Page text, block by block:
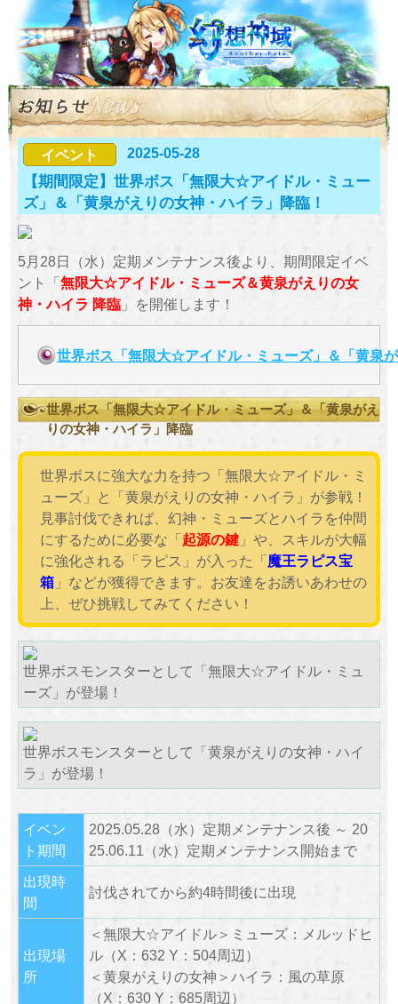
イベント 2025-05-28
【期間限定】世界ボス「無限大☆アイドル・ミュー
ズ」＆「黄泉がえりの女神・ハイラ」降臨！
5月28日（水）定期メンテナンス後より、期間限定イベ
ント「無限大☆アイドル・ミューズ＆黄泉がえりの女
神・ハイラ 降臨」を開催します！
世界ボス「無限大☆アイドル・ミューズ」＆「黄泉
世界ボス「無限大☆アイドル・ミューズ」＆「黄泉がえ
りの女神・ハイラ」降臨
世界ボスに強大な力を持つ「無限大☆アイドル・ミ
ューズ」と「黄泉がえりの女神・ハイラ」が参戦！
見事討伐できれば、幻神・ミューズとハイラを仲間
にするために必要な「起源の鍵」や、スキルが大幅
に強化される「ラピス」が入った「魔王ラピス宝
箱」などが獲得できます。お友達をお誘いあわせの
上、ぜひ挑戦してみてください！
世界ボスモンスターとして「無限大☆アイドル・ミュ
ーズ」が登場！
世界ボスモンスターとして「黄泉がえりの女神・ハイ
ラ」が登場！
イベン
ト期間
2025.05.28（水）定期メンテナンス後 ～ 20
25.06.11（水）定期メンテナンス開始まで
出現時
間
討伐されてから約4時間後に出現
出現場
所
＜無限大☆アイドル＞ミューズ：メルッドヒ
ル（X：632 Y：504周辺）
＜黄泉がえりの女神＞ハイラ：風の草原
（X：630 Y：685周辺）